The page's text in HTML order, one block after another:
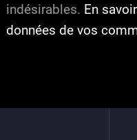
indésirables. En
données de vos